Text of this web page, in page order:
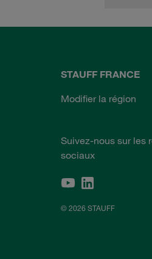
STAUFF FRANCE
Modifier la région
Suivez-nous sur les
sociaux
© 2026 STAUFF